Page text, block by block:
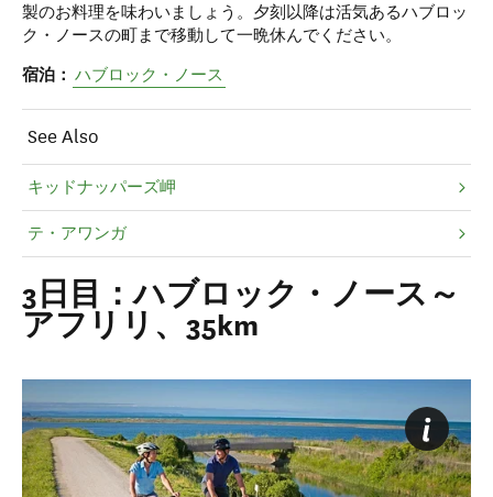
製のお料理を味わいましょう。夕刻以降は活気あるハブロッ
ク・ノースの町まで移動して一晩休んでください。
宿泊： ハブロック・ノース
See Also
キッドナッパーズ岬
テ・アワンガ
3日目：ハブロック・ノース～
アフリリ、35km